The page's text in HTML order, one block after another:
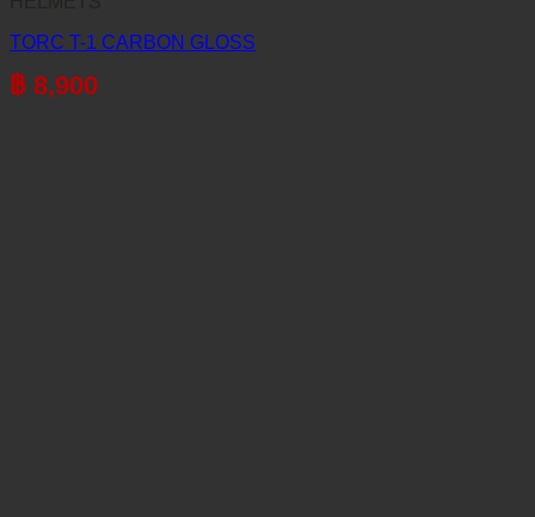
TORC T-1 CARBON GLOSS
฿ 8,900